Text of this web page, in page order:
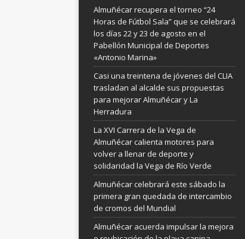
Almuñécar recupera el torneo “24
Horas de Fútbol Sala” que se celebrará
los días 22 y 23 de agosto en el
Pabellón Municipal de Deportes
«Antonio Marina»
Casi una treintena de jóvenes del CLIA
trasladan al alcalde sus propuestas
para mejorar Almuñécar y La
Herradura
La XVI Carrera de la Vega de
Almuñécar calienta motores para
volver a llenar de deporte y
solidaridad la Vega de Río Verde
Almuñécar celebrará este sábado la
primera gran quedada de intercambio
de cromos del Mundial
Almuñécar acuerda impulsar la mejora